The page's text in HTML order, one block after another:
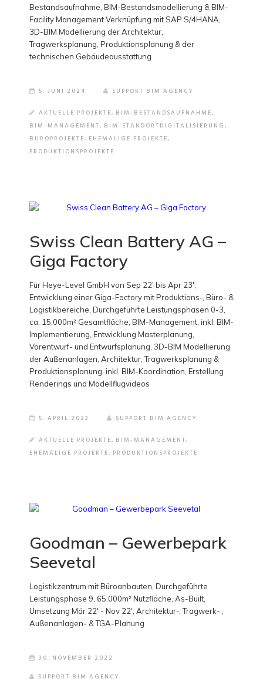
Bestandsaufnahme, BIM-Bestandsmodellierung & BIM-
Facility Management Verknüpfung mit SAP S/4HANA,
3D-BIM Modellierung der Architektur,
Tragwerksplanung, Produktionsplanung & der
technischen Gebäudeausstattung
5. JUNI 2024 SUPPORT BIM AGENCY
AKTUELLE PROJEKTE, BIM-BESTANDSAUFNAHME,
BIM-MANAGEMENT, BIM-STANDORTDIGITALISIERUNG,
BÜROPROJEKTE, EHEMALIGE PROJEKTE,
PRODUKTIONSPROJEKTE
Swiss Clean Battery AG –
Giga Factory
Für Heye-Level GmbH von Sep 22' bis Apr 23',
Entwicklung einer Giga-Factory mit Produktions-, Büro- &
Logistikbereiche, Durchgeführte Leistungsphasen 0-3,
ca. 15.000m² Gesamtfläche, BIM-Management, inkl. BIM-
Implementierung, Entwicklung Masterplanung,
Vorentwurf- und Entwurfsplanung, 3D-BIM Modellierung
der Außenanlagen, Architektur, Tragwerksplanung &
Produktionsplanung, inkl. BIM-Koordination, Erstellung
Renderings und Modellflugvideos
5. APRIL 2023 SUPPORT BIM AGENCY
AKTUELLE PROJEKTE, BIM-MANAGEMENT,
EHEMALIGE PROJEKTE, PRODUKTIONSPROJEKTE
Goodman – Gewerbepark
Seevetal
Logistikzentrum mit Büroanbauten, Durchgeführte
Leistungsphase 9, 65.000m² Nutzfläche, As-Built,
Umsetzung Mär 22' - Nov 22', Architektur-, Tragwerk- ,
Außenanlagen- & TGA-Planung
30. NOVEMBER 2022
SUPPORT BIM AGENCY